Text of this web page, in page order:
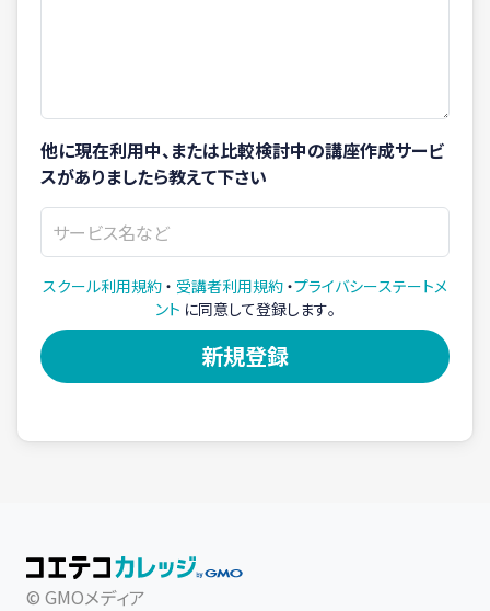
他に現在利用中、または比較検討中の講座作成サービ
スがありましたら教えて下さい
スクール利用規約 ・ 受講者利用規約 ・プライバシーステートメ
ント に同意して登録します。
© GMOメディア